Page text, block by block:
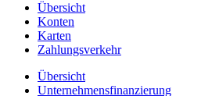
Übersicht
Konten
Karten
Zahlungsverkehr
Übersicht
Unternehmensfinanzierung